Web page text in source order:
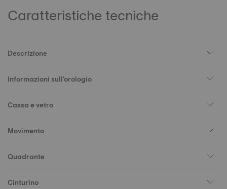
Caratteristiche tecniche
Descrizione
Informazioni sull'orologio
Cassa e vetro
Movimento
Quadrante
Cinturino